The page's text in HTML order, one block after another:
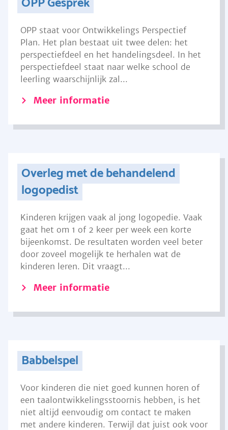
OPP staat voor Ontwikkelings Perspectief
Plan. Het plan bestaat uit twee delen: het
perspectiefdeel en het handelingsdeel. In het
perspectiefdeel staat naar welke school de
leerling waarschijnlijk zal...
Meer informatie
Overleg met de behandelend
logopedist
Kinderen krijgen vaak al jong logopedie. Vaak
gaat het om 1 of 2 keer per week een korte
bijeenkomst. De resultaten worden veel beter
door zoveel mogelijk te herhalen wat de
kinderen leren. Dit vraagt...
Meer informatie
Babbelspel
Voor kinderen die niet goed kunnen horen of
een taalontwikkelingsstoornis hebben, is het
niet altijd eenvoudig om contact te maken
met andere kinderen. Terwijl dat juist ook voor